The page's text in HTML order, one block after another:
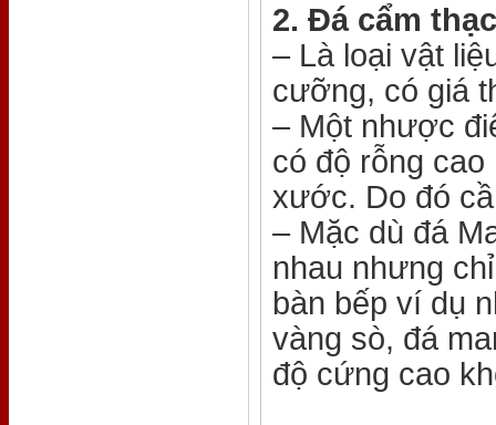
2. Đá cẩm
– Là loại vật
cưỡng, có giá
– Một nhược
có độ rỗng
xước. Do đó
– Mặc dù đá
nhau nhưng
bàn bếp ví dụ
vàng sò, đá
độ cứng cao